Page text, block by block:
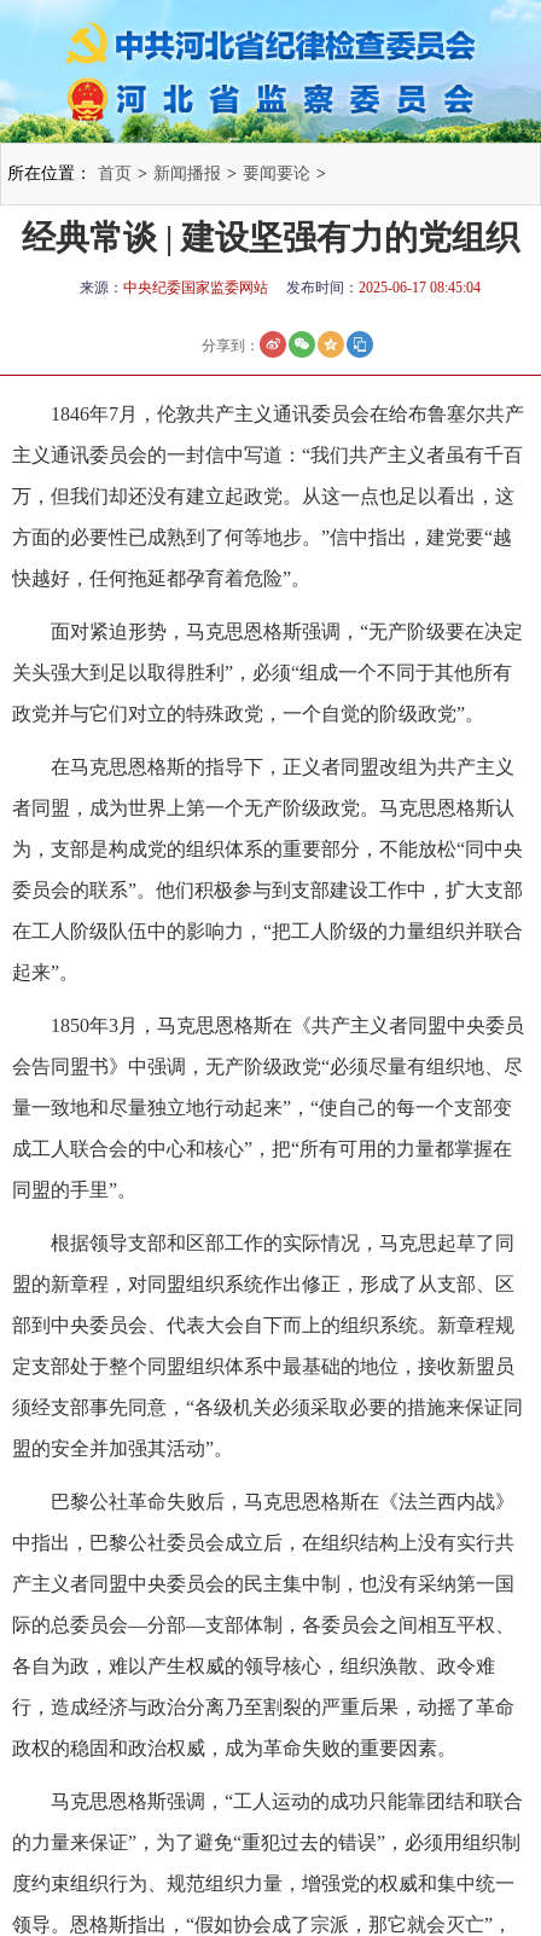
所在位置： 首页 > 新闻播报 > 要闻要论 >
经典常谈 | 建设坚强有力的党组织
来源： 中央纪委国家监委网站 发布时间： 2025-06-17 08:45:04
分享到：
1846年7月，伦敦共产主义通讯委员会在给布鲁塞尔共产
主义通讯委员会的一封信中写道：“我们共产主义者虽有千百
万，但我们却还没有建立起政党。从这一点也足以看出，这
方面的必要性已成熟到了何等地步。”信中指出，建党要“越
快越好，任何拖延都孕育着危险”。
面对紧迫形势，马克思恩格斯强调，“无产阶级要在决定
关头强大到足以取得胜利”，必须“组成一个不同于其他所有
政党并与它们对立的特殊政党，一个自觉的阶级政党”。
在马克思恩格斯的指导下，正义者同盟改组为共产主义
者同盟，成为世界上第一个无产阶级政党。马克思恩格斯认
为，支部是构成党的组织体系的重要部分，不能放松“同中央
委员会的联系”。他们积极参与到支部建设工作中，扩大支部
在工人阶级队伍中的影响力，“把工人阶级的力量组织并联合
起来”。
1850年3月，马克思恩格斯在《共产主义者同盟中央委员
会告同盟书》中强调，无产阶级政党“必须尽量有组织地、尽
量一致地和尽量独立地行动起来”，“使自己的每一个支部变
成工人联合会的中心和核心”，把“所有可用的力量都掌握在
同盟的手里”。
根据领导支部和区部工作的实际情况，马克思起草了同
盟的新章程，对同盟组织系统作出修正，形成了从支部、区
部到中央委员会、代表大会自下而上的组织系统。新章程规
定支部处于整个同盟组织体系中最基础的地位，接收新盟员
须经支部事先同意，“各级机关必须采取必要的措施来保证同
盟的安全并加强其活动”。
巴黎公社革命失败后，马克思恩格斯在《法兰西内战》
中指出，巴黎公社委员会成立后，在组织结构上没有实行共
产主义者同盟中央委员会的民主集中制，也没有采纳第一国
际的总委员会—分部—支部体制，各委员会之间相互平权、
各自为政，难以产生权威的领导核心，组织涣散、政令难
行，造成经济与政治分离乃至割裂的严重后果，动摇了革命
政权的稳固和政治权威，成为革命失败的重要因素。
马克思恩格斯强调，“工人运动的成功只能靠团结和联合
的力量来保证”，为了避免“重犯过去的错误”，必须用组织制
度约束组织行为、规范组织力量，增强党的权威和集中统一
领导。恩格斯指出，“假如协会成了宗派，那它就会灭亡”，